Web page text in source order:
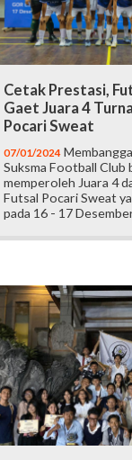
Cetak Prestasi,
Gaet Juara 4
Pocari Sweat
07/01/2024
Suksma Football Club
memperoleh Juara 4
Futsal Pocari Sweat
pada 16 - 17